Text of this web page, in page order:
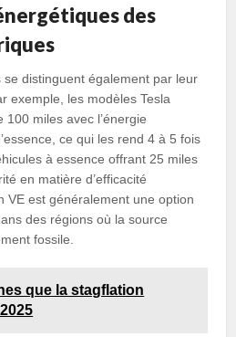
des
distinguent également par leur
exemple, les modèles Tesla
miles avec l’énergie
ce qui les rend 4 à 5 fois
à essence offrant 25 miles
en matière d’efficacité
VE est généralement une option
des régions où la source
fossile.
que la stagflation